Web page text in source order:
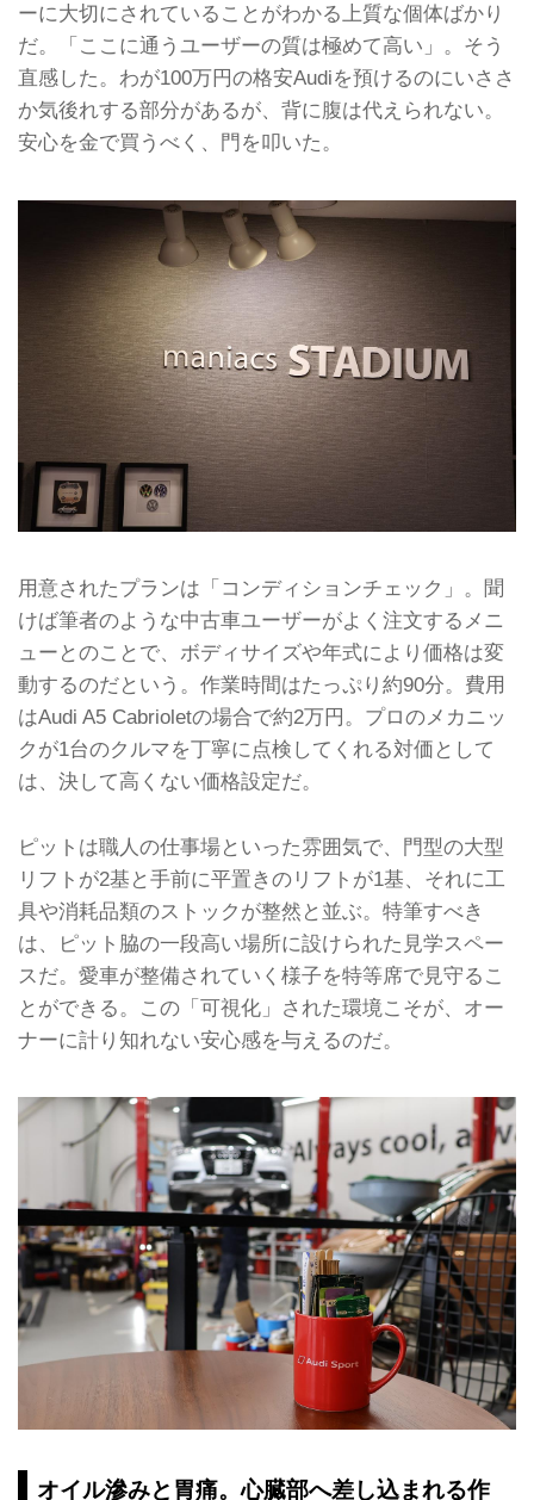
ーに大切にされていることがわかる上質な個体ばかり
だ。「ここに通うユーザーの質は極めて高い」。そう
直感した。わが100万円の格安Audiを預けるのにいささ
か気後れする部分があるが、背に腹は代えられない。
安心を金で買うべく、門を叩いた。
用意されたプランは「コンディションチェック」。聞
けば筆者のような中古車ユーザーがよく注文するメニ
ューとのことで、ボディサイズや年式により価格は変
動するのだという。作業時間はたっぷり約90分。費用
はAudi A5 Cabrioletの場合で約2万円。プロのメカニッ
クが1台のクルマを丁寧に点検してくれる対価として
は、決して高くない価格設定だ。
ピットは職人の仕事場といった雰囲気で、門型の大型
リフトが2基と手前に平置きのリフトが1基、それに工
具や消耗品類のストックが整然と並ぶ。特筆すべき
は、ピット脇の一段高い場所に設けられた見学スペー
スだ。愛車が整備されていく様子を特等席で見守るこ
とができる。この「可視化」された環境こそが、オー
ナーに計り知れない安心感を与えるのだ。
オイル滲みと胃痛。心臓部へ差し込まれる作